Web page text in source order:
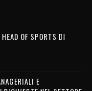
OF SPORTS DI
E